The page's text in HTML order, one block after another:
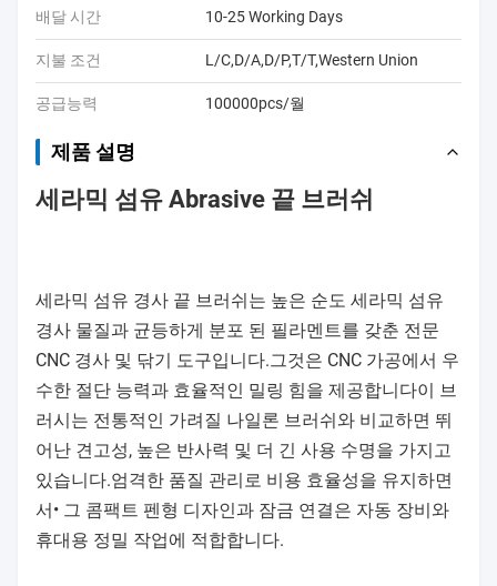
배달 시간 10-25 Working Days
지불 조건 L/C,D/A,D/P,T/T,Western Union
공급능력 100000pcs/월
제품 설명
세라믹 섬유 Abrasive 끝 브러쉬
세라믹 섬유 경사 끝 브러쉬는 높은 순도 세라믹 섬유
경사 물질과 균등하게 분포 된 필라멘트를 갖춘 전문
CNC 경사 및 닦기 도구입니다.그것은 CNC 가공에서 우
수한 절단 능력과 효율적인 밀링 힘을 제공합니다이 브
러시는 전통적인 가려질 나일론 브러쉬와 비교하면 뛰
어난 견고성, 높은 반사력 및 더 긴 사용 수명을 가지고
있습니다.엄격한 품질 관리로 비용 효율성을 유지하면
서• 그 콤팩트 펜형 디자인과 잠금 연결은 자동 장비와
휴대용 정밀 작업에 적합합니다.